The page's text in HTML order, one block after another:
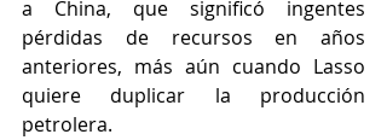
a China, que significó ingentes
pérdidas de recursos en años
anteriores, más aún cuando Lasso
quiere duplicar la producción
petrolera.